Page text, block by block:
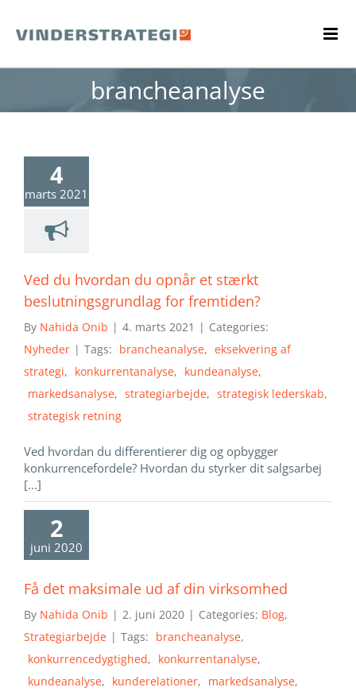
content
brancheanalyse
4
marts 2021
Ved du hvordan du opnår et stærkt
beslutningsgrundlag for fremtiden?
By Nahida Onib | 4. marts 2021 | Categories:
Nyheder | Tags: brancheanalyse, eksekvering af
strategi, konkurrentanalyse, kundeanalyse,
markedsanalyse, strategiarbejde, strategisk lederskab,
strategisk retning
Ved hvordan du differentierer dig og opbygger
konkurrencefordele? Hvordan du styrker dit salgsarbej
[...]
2
juni 2020
Få det maksimale ud af din virksomhed
By Nahida Onib | 2. juni 2020 | Categories: Blog,
Strategiarbejde | Tags: brancheanalyse,
konkurrencedygtighed, konkurrentanalyse,
kundeanalyse, kunderelationer, markedsanalyse,